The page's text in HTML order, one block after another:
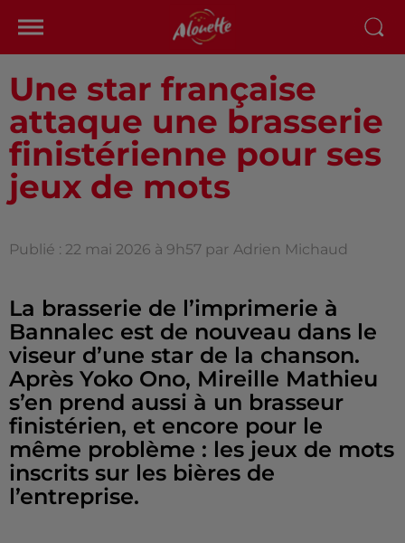
Une star française
attaque une brasserie
finistérienne pour ses
jeux de mots
Publié : 22 mai 2026 à 9h57 par Adrien Michaud
La brasserie de l’imprimerie à
Bannalec est de nouveau dans le
viseur d’une star de la chanson.
Après Yoko Ono, Mireille Mathieu
s’en prend aussi à un brasseur
finistérien, et encore pour le
même problème : les jeux de mots
inscrits sur les bières de
l’entreprise.